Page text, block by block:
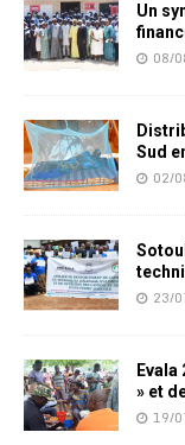
Un
08/
Sud
02/
23/
» et
19/